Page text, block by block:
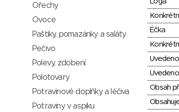
Éčka
Obsah
Ořechy
Ovoce
Paštiky, pomazánky a saláty
Pečivo
Polevy, zdobení
Polotovary
Potravinové doplňky a léčiva
Potraviny v aspiku